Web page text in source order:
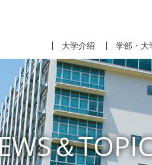
大学介绍 学部・大
＆